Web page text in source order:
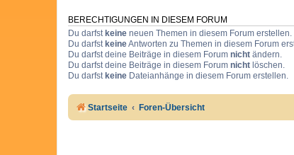
BERECHTIGUNGEN IN DIESEM FORUM
Du darfstkeine neuen Themen in diesem Forum erstellen.
Du darfstkeineAntworten zu Themen in diesem Forum
Du darfst deine Beiträge in diesem Forum nicht ändern.
Du darfst deine Beiträge in diesem Forum nicht löschen.
Du darfstkeine Dateianhänge in diesem Forum erstellen.
Startseite Foren-Übersicht